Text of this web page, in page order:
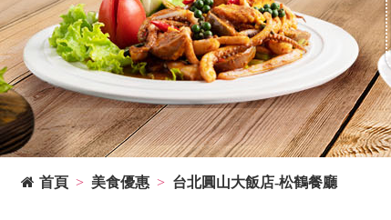
首頁 美食優惠 台北圓山大飯店-松鶴餐廳